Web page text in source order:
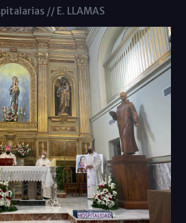
// E. LLAMAS